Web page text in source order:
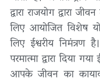
द्वारा राजयोग द्वारा
लिए आयोजित विशेष
लिए ईश्वरीय
परमात्मा द्वारा दिया
आपके जीवन का